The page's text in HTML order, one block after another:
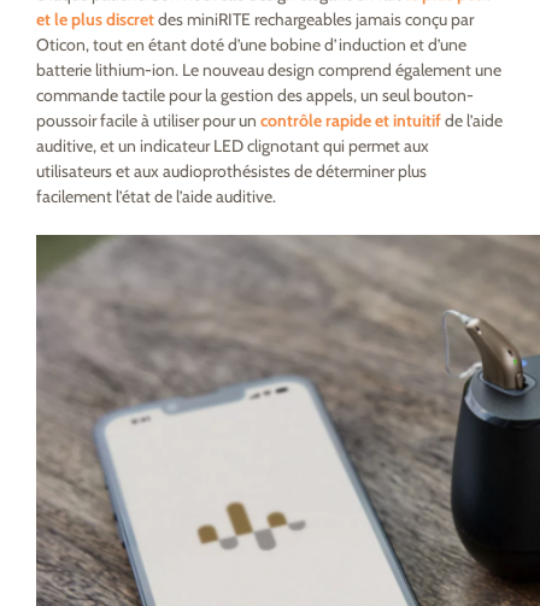
et le plus discretdes miniRITE rechargeables jamais conçu par
Oticon, tout en étant doté d’une bobine d’induction et d’une
batterie lithium-ion. Le nouveau design comprend également une
commande tactile pour la gestion des appels, un seul bouton-
poussoir facile à utiliser pour un contrôle rapide et intuitifde l’aide
auditive, et un indicateur LED clignotant qui permet aux
utilisateurs et aux audioprothésistes de déterminer plus
facilement l’état de l’aide auditive.